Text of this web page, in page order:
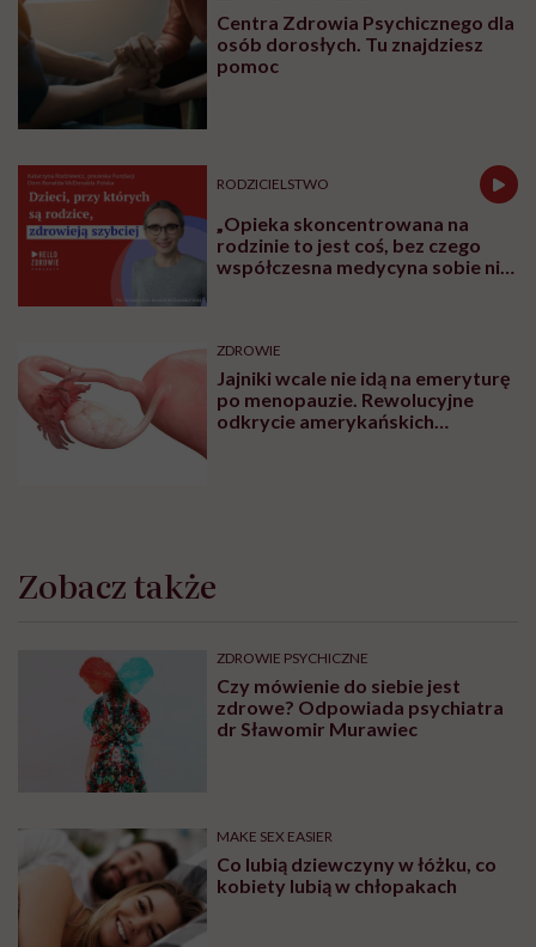
Centra Zdrowia Psychicznego dla
osób dorosłych. Tu znajdziesz
pomoc
RODZICIELSTWO
„Opieka skoncentrowana na
rodzinie to jest coś, bez czego
współczesna medycyna sobie nie
ZDROWIE
Jajniki wcale nie idą na emeryturę
po menopauzie. Rewolucyjne
odkrycie amerykańskich
Zobacz także
ZDROWIE PSYCHICZNE
Czy mówienie do siebie jest
zdrowe? Odpowiada psychiatra
dr Sławomir Murawiec
MAKE SEX EASIER
Co lubią dziewczyny w łóżku, co
kobiety lubią w chłopakach